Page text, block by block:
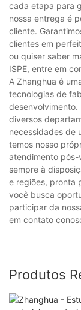
cada etapa para
nossa entrega é
cliente.
clientes em
ou quiser saber
ISPE, entre em
A Zhanghua é
tecnologias de
desenvolvimento.
diversos
necessidades de
temos nosso
atendimento pós-
sempre à
e regiões, pronta
você busca
participar da
em contato
Produtos